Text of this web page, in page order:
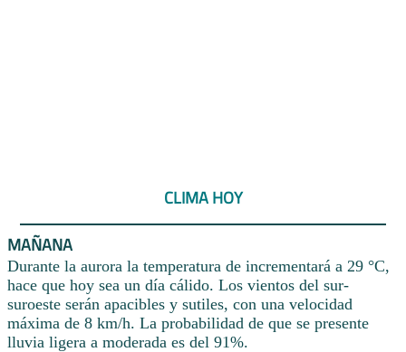
CLIMA HOY
MAÑANA
Durante la aurora la temperatura de incrementará a 29 °C,
hace que hoy sea un día cálido. Los vientos del sur-
suroeste serán apacibles y sutiles, con una velocidad
máxima de 8 km/h. La probabilidad de que se presente
lluvia ligera a moderada es del 91%.